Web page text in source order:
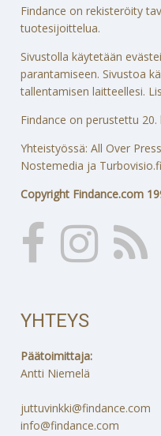
Findance on rekisteröity
tuotesijoittelua.
Sivustolla käytetään
parantamiseen. Sivustoa
tallentamisen laitteellesi.
Findance on perustettu
Yhteistyössä: All Over
Nostemedia ja
Copyright Findance.com
YHTEYS
Päätoimittaja:
Antti Niemelä
juttuvinkki@findance.com
info@findance.com